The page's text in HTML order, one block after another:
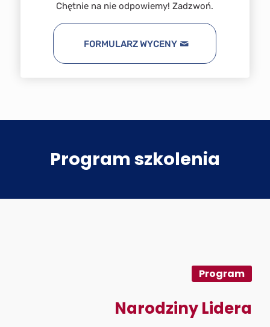
Chętnie na nie odpowiemy! Zadzwoń.
FORMULARZ WYCENY
Program szkolenia
Program
Narodziny Lidera